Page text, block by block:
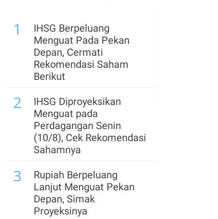
1
IHSG Berpeluang
Menguat Pada Pekan
Depan, Cermati
Rekomendasi Saham
Berikut
2
IHSG Diproyeksikan
Menguat pada
Perdagangan Senin
(10/8), Cek Rekomendasi
Sahamnya
3
Rupiah Berpeluang
Lanjut Menguat Pekan
Depan, Simak
Proyeksinya